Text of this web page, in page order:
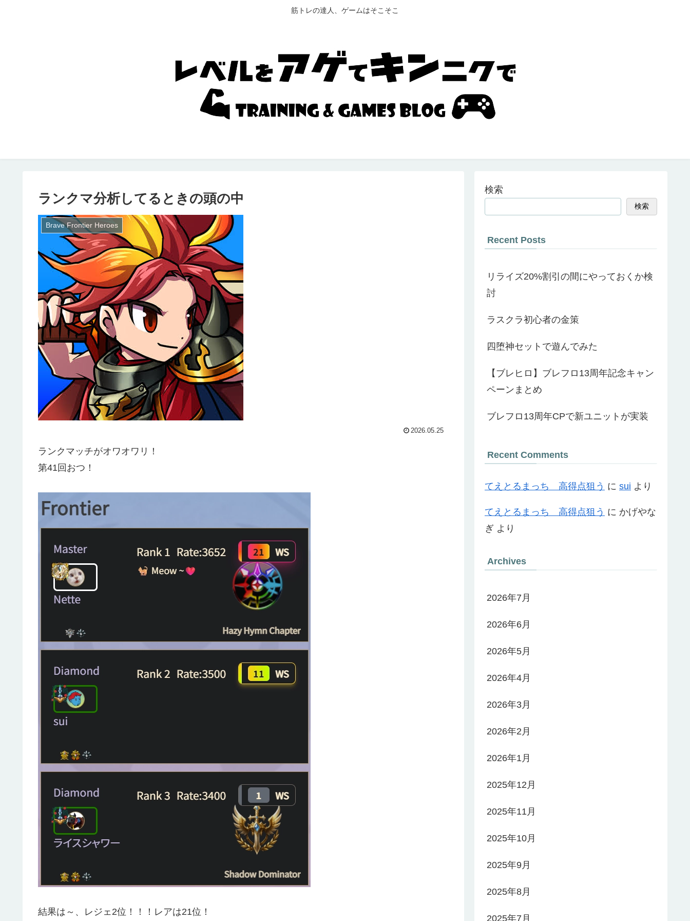
筋トレの達人、ゲームはそこそこ
ランクマ分析してるときの頭の中
Brave Frontier Heroes
2026.05.25
ランクマッチがオワオワリ！
第41回おつ！
結果は～、レジェ2位！！！レアは21位！
検索
検索
Recent Posts
リライズ20%割引の間にやっておくか検
討
ラスクラ初心者の金策
四堕神セットで遊んでみた
【ブレヒロ】ブレフロ13周年記念キャン
ペーンまとめ
ブレフロ13周年CPで新ユニットが実装
Recent Comments
てえとるまっち 高得点狙う に sui より
てえとるまっち 高得点狙う に かげやな
ぎ より
Archives
2026年7月
2026年6月
2026年5月
2026年4月
2026年3月
2026年2月
2026年1月
2025年12月
2025年11月
2025年10月
2025年9月
2025年8月
2025年7月